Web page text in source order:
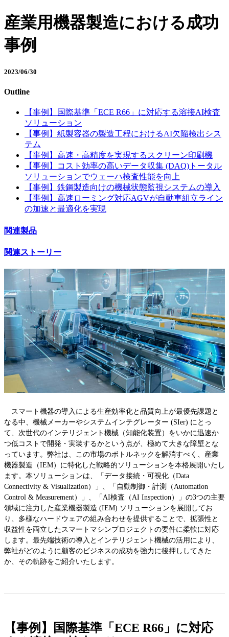
産業用機器製造における成功
事例
2023/06/30
Outline
【事例】国際基準「ECE R66」に対応する溶接AI検査
ソリューション
【事例】紙製容器の製造工程におけるAI欠陥検出シス
テム
【事例】高速・高精度を実現するスクリーン印刷機
【事例】コスト効率の高いデータ収集 (DAQ)トータル
ソリューションでウェーハ検査性能を向上
【事例】鉄鋼製造向けの機械状態監視システムの導入
【事例】高速ローミング対応AGVが自動車組立ライン
の加速と最適化を実現
関連製品
関連ストーリー
スマート機器の導入による生産効率化と品質向上が最優先課題と
なる中、機械メーカーやシステムインテグレーター (SIer) にとっ
て、次世代のインテリジェント機械（知能化装置）をいかに迅速か
つ低コストで開発・実装するかという点が、極めて大きな障壁とな
っています。弊社は、この市場のボトルネックを解消すべく、産業
機器製造（IEM）に特化した戦略的ソリューションを本格展開いたし
ます。本ソリューションは、「データ接続・可視化（Data
Connectivity & Visualization）」、「自動制御・計測（Automation
Control & Measurement）」、「AI検査（AI Inspection）」の3つの主要
領域に注力した産業機器製造 (IEM) ソリューションを展開してお
り、多様なハードウェアの組み合わせを提供することで、拡張性と
収益性を両立したスマートマシンプロジェクトの要件に柔軟に対応
します。最先端技術の導入とインテリジェント機械の活用により、
弊社がどのように顧客のビジネスの成功を強力に後押ししてきた
か、その軌跡をご紹介いたします。
【事例】国際基準「ECE R66」に対応